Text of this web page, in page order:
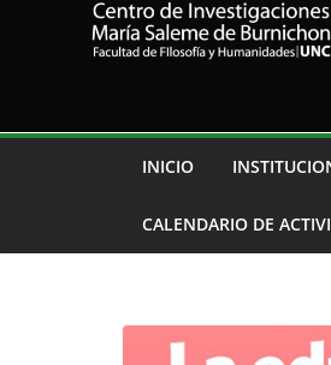
INICIO
CALENDARIO DE